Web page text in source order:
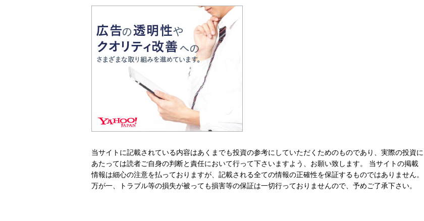
当サイトに記載されている内容はあくまでも投資の参考にしていただくためのものであり、実際の投資に
あたっては読者ご自身の判断と責任において行って下さいますよう、お願い致します。 当サイトの掲載
情報は細心の注意を払っておりますが、記載される全ての情報の正確性を保証するものではありません。
万が一、トラブル等の損失が被っても損害等の保証は一切行っておりませんので、予めご了承下さい。